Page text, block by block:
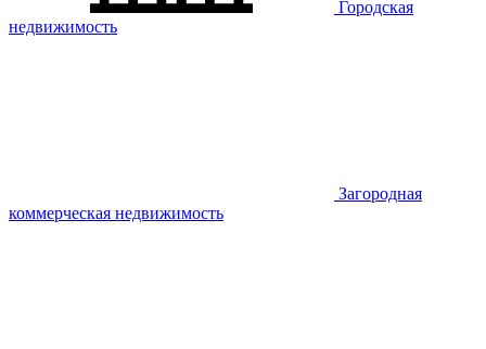
Городская
недвижимость
Загородная
коммерческая недвижимость